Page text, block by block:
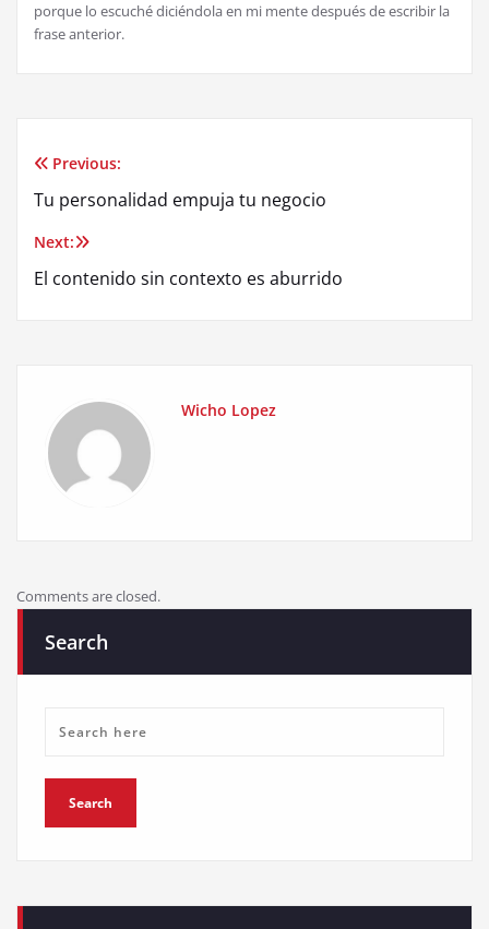
porque lo escuché diciéndola en mi mente después de escribir la
frase anterior.
Post
navigation
Previous:
Tu personalidad empuja tu negocio
Next:
El contenido sin contexto es aburrido
Wicho Lopez
Comments are closed.
Search